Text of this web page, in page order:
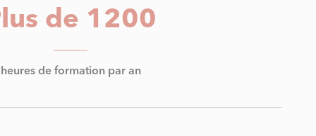
de 1200
heures de formation par an